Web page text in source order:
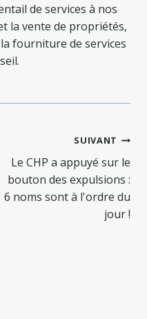
de services à nos
la vente de propriétés,
fourniture de services
SUIVANT
Le CHP a appuyé sur le
bouton des expulsions :
6 noms sont à l'ordre du
jour !